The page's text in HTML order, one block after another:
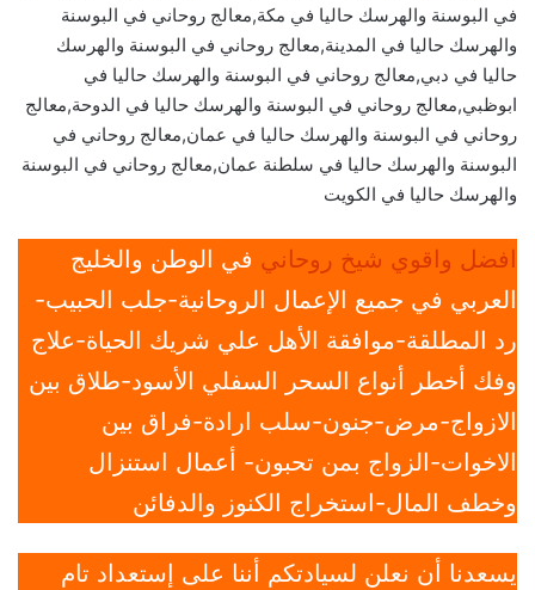
في البوسنة والهرسك حاليا في مكة,معالج روحاني في البوسنة
والهرسك حاليا في المدينة,معالج روحاني في البوسنة والهرسك
حاليا في دبي,معالج روحاني في البوسنة والهرسك حاليا في
ابوظبي,معالج روحاني في البوسنة والهرسك حاليا في الدوحة,معالج
روحاني في البوسنة والهرسك حاليا في عمان,معالج روحاني في
البوسنة والهرسك حاليا في سلطنة عمان,معالج روحاني في البوسنة
والهرسك حاليا في الكويت
افضل واقوي شيخ روحاني في الوطن والخليج
العربي في جميع الإعمال الروحانية-جلب الحبيب-
رد المطلقة-موافقة الأهل علي شريك الحياة-علاج
وفك أخطر أنواع السحر السفلي الأسود-طلاق بين
الازواج-مرض-جنون-سلب ارادة-فراق بين
الاخوات-الزواج بمن تحبون- أعمال استنزال
وخطف المال-استخراج الكنوز والدفائن
يسعدنا أن نعلن لسيادتكم أننا على إستعداد تام